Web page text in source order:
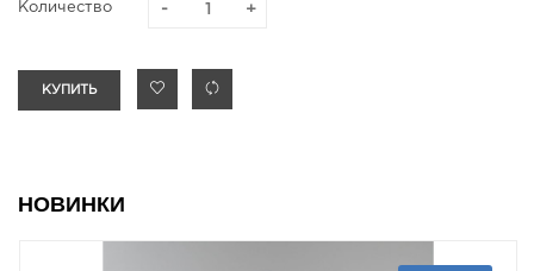
Количество
КУПИТЬ
НОВИНКИ